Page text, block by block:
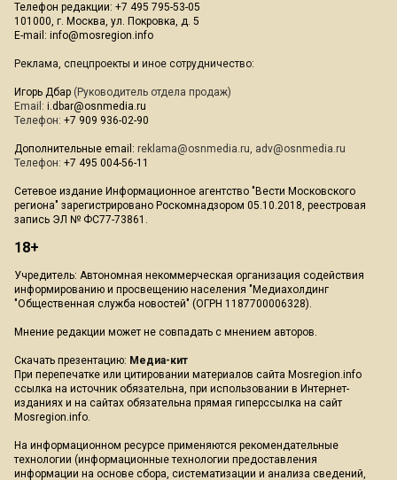
Телефон редакции: +7 495 795-53-05
101000, г. Москва, ул. Покровка, д. 5
E-mail: info@mosregion.info
Реклама, спецпроекты и иное сотрудничество:
Игорь Дбар (Руководитель отдела продаж)
Email: i.dbar@osnmedia.ru
Телефон: +7 909 936-02-90
Дополнительные email: reklama@osnmedia.ru, adv@osnmedia.ru
Телефон: +7 495 004-56-11
Сетевое издание Информационное агентство "Вести Московского
региона" зарегистрировано Роскомнадзором 05.10.2018, реестровая
запись ЭЛ № ФС77-73861.
18+
Учредитель: Автономная некоммерческая организация содействия
информированию и просвещению населения "Медиахолдинг
"Общественная служба новостей" (ОГРН 1187700006328).
Мнение редакции может не совпадать с мнением авторов.
Скачать презентацию: Медиа-кит
При перепечатке или цитировании материалов сайта Mosregion.info
ссылка на источник обязательна, при использовании в Интернет-
изданиях и на сайтах обязательна прямая гиперссылка на сайт
Mosregion.info.
На информационном ресурсе применяются рекомендательные
технологии (информационные технологии предоставления
информации на основе сбора, систематизации и анализа сведений,